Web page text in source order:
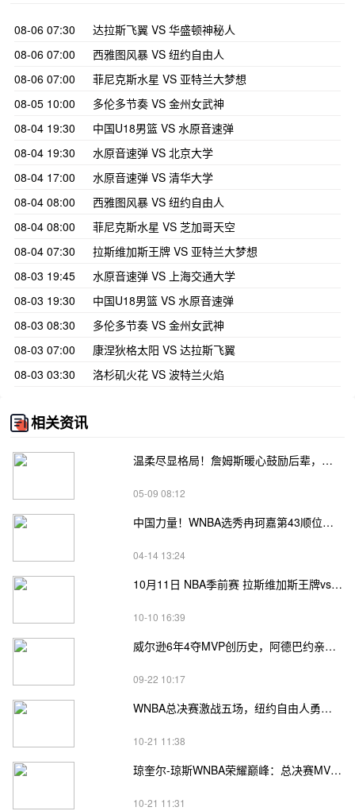
08-06 07:30
达拉斯飞翼 VS 华盛顿神秘人
08-06 07:00
西雅图风暴 VS 纽约自由人
08-06 07:00
菲尼克斯水星 VS 亚特兰大梦想
08-05 10:00
多伦多节奏 VS 金州女武神
08-04 19:30
中国U18男篮 VS 水原音速弹
08-04 19:30
水原音速弹 VS 北京大学
08-04 17:00
水原音速弹 VS 清华大学
08-04 08:00
西雅图风暴 VS 纽约自由人
08-04 08:00
菲尼克斯水星 VS 芝加哥天空
08-04 07:30
拉斯维加斯王牌 VS 亚特兰大梦想
08-03 19:45
水原音速弹 VS 上海交通大学
08-03 19:30
中国U18男篮 VS 水原音速弹
08-03 08:30
多伦多节奏 VS 金州女武神
08-03 07:00
康涅狄格太阳 VS 达拉斯飞翼
08-03 03:30
洛杉矶火花 VS 波特兰火焰
相关资讯
温柔尽显格局！詹姆斯暖心鼓励后辈，获凯特琳·克拉克真诚致谢
05-09 08:12
中国力量！WNBA选秀冉珂嘉第43顺位被亚特兰大梦想选中
04-14 13:24
10月11日 NBA季前赛 拉斯维加斯王牌vs菲尼克斯水星直播前瞻分析
10-10 16:39
威尔逊6年4夺MVP创历史，阿德巴约亲手送奖杯
09-22 10:17
WNBA总决赛激战五场，纽约自由人勇夺队史首冠书写传奇
10-21 11:38
琼奎尔-琼斯WNBA荣耀巅峰：总决赛MVP加冕，生涯集齐冠军+MVP+FMVP
10-21 11:31